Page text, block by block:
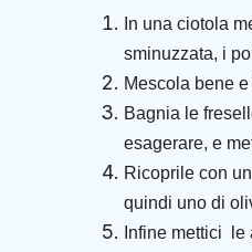
In una ciotola
sminuzzata, i
Mescola bene
Bagnia le
esagerare, e
Ricoprile con
quindi uno di
Infine mettici le